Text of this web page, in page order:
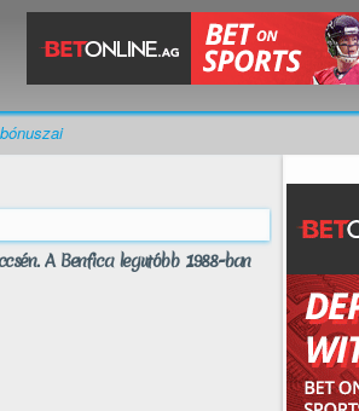
A Benfica legutóbb 1988-ban